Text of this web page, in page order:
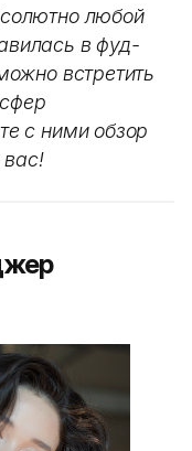
любой
в фуд-
встретить
с ними обзор